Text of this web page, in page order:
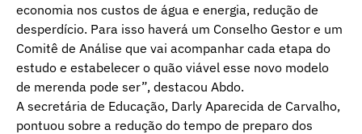
economia nos custos de água e energia, redução de
desperdício. Para isso haverá um Conselho Gestor e um
Comitê de Análise que vai acompanhar cada etapa do
estudo e estabelecer o quão viável esse novo modelo
de merenda pode ser”, destacou Abdo.
A secretária de Educação, Darly Aparecida de Carvalho,
pontuou sobre a redução do tempo de preparo dos